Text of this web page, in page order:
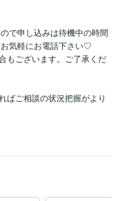
で申し込みは待機中の時間
お気軽にお電話下さい♡
もございます。ご了承くだ
ばご相談の状況把握がより